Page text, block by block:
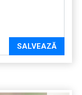
SALVEAZĂ